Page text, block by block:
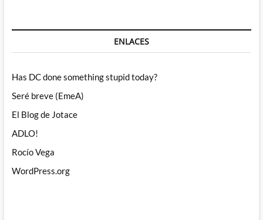
ENLACES
Has DC done something stupid today?
Seré breve (EmeA)
El Blog de Jotace
ADLO!
Rocío Vega
WordPress.org